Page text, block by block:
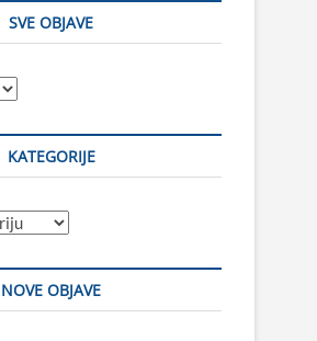
SVE OBJAVE
KATEGORIJE
NOVE OBJAVE